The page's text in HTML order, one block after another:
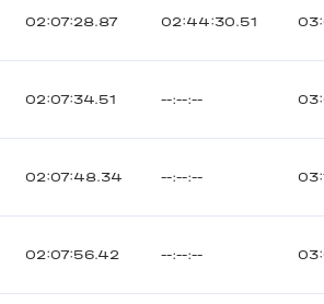
02:07:28.87 02:44:30.51
02:07:34.51 --:--:--
02:07:48.34 --:--:--
02:07:56.42 --:--:--